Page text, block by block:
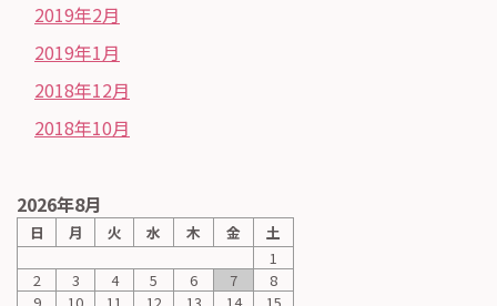
2019年2月
2019年1月
2018年12月
2018年10月
2026年8月
日 月 火 水 木 金 土
1
2
3 4 5 6 7
8